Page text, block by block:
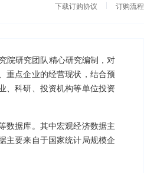
下载订购协议 订购流程
院研究团队精心研究编制，对
重点企业的经营现状，结合预
、科研、投资机构等单位投资
数据库。其中宏观经济数据主
主要来自于国家统计局规模企